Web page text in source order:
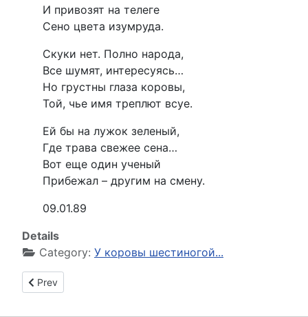
И привозят на телеге
Сено цвета изумруда.
Скуки нет. Полно народа,
Все шумят, интересуясь…
Но грустны глаза коровы,
Той, чье имя треплют всуе.
Ей бы на лужок зеленый,
Где трава свежее сена…
Вот еще один ученый
Прибежал – другим на смену.
09.01.89
Details
Category: У коровы шестиногой...
Previous article: На ветвях сидит сорока...
Prev